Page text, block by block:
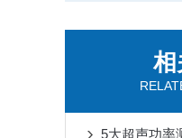
相
5大超声功率